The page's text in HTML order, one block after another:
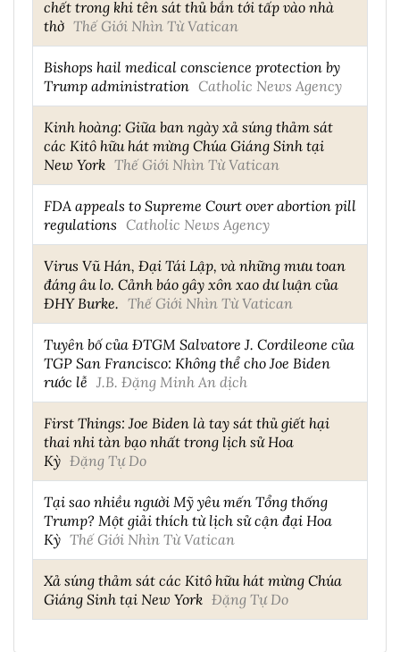
chết trong khi tên sát thủ bắn tới tấp vào nhà
thờ Thế Giới Nhìn Từ Vatican
Bishops hail medical conscience protection by
Trump administration Catholic News Agency
Kinh hoàng: Giữa ban ngày xả súng thảm sát
các Kitô hữu hát mừng Chúa Giáng Sinh tại
New York Thế Giới Nhìn Từ Vatican
FDA appeals to Supreme Court over abortion pill
regulations Catholic News Agency
Virus Vũ Hán, Đại Tái Lập, và những mưu toan
đáng âu lo. Cảnh báo gây xôn xao dư luận của
ĐHY Burke. Thế Giới Nhìn Từ Vatican
Tuyên bố của ĐTGM Salvatore J. Cordileone của
TGP San Francisco: Không thể cho Joe Biden
rước lễ J.B. Đặng Minh An dịch
First Things: Joe Biden là tay sát thủ giết hại
thai nhi tàn bạo nhất trong lịch sử Hoa
Kỳ Đặng Tự Do
Tại sao nhiều người Mỹ yêu mến Tổng thống
Trump? Một giải thích từ lịch sử cận đại Hoa
Kỳ Thế Giới Nhìn Từ Vatican
Xả súng thảm sát các Kitô hữu hát mừng Chúa
Giáng Sinh tại New York Đặng Tự Do